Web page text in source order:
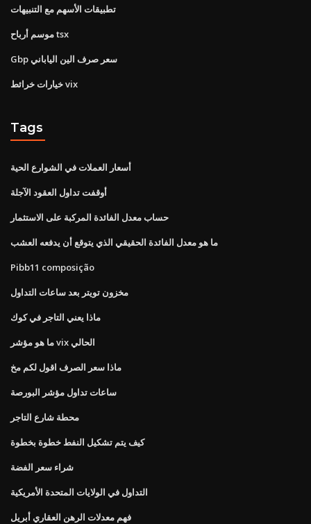
تطبيقات الأسهم مع التنبيهات
موسم أرباح tsx
Gbp سعر صرف الين الياباني
خيارات خرائط vix
Tags
أسعار العملات في الشوارع الحية
أوقفت تداول العقود الآجلة
حساب معدل الفائدة المركبة على الاستثمار
ما هو معدل الفائدة الحقيقي الذي يتوقع أن يدفعه العشب
Pibb11 composição
مخزون تويتر بعد ساعات التداول
ماذا يعني التاجر في كوك
ما هو مؤشر vix الحالي
ماذا سعر الصرف اقول لكم مخ
ساعات تداول مؤشر البورصة
محطة شارع التاجر
كيف يتم تشكيل النفط خطوة بخطوة
شراء سعر الفضة
التداول في الولايات المتحدة الأمريكية
فهم معدلات الرهن العقاري أبريل